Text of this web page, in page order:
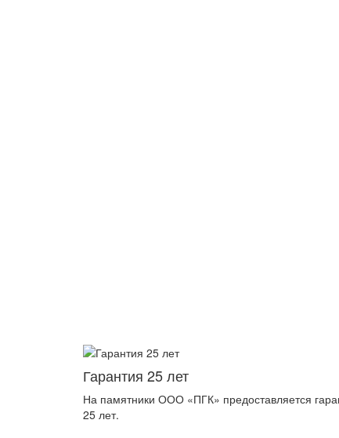
Гарантия 25 лет
На памятники ООО «ПГК» предоставляется
25 лет.